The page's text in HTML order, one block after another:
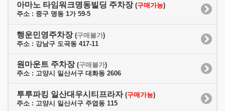
아마노 타임워크명동빌딩 주차장 (구매가능)
주소 : 중구 명동 1가 59-5
행운민영주차장 (구매불가)
주소 : 강남구 도곡동 417-11
원마운트 주차장 (구매불가)
주소 : 고양시 일산서구 대화동 2606
투루파킹 일산대우시티프라자 (구매가능)
주소 : 고양시 일산서구 주엽동 115